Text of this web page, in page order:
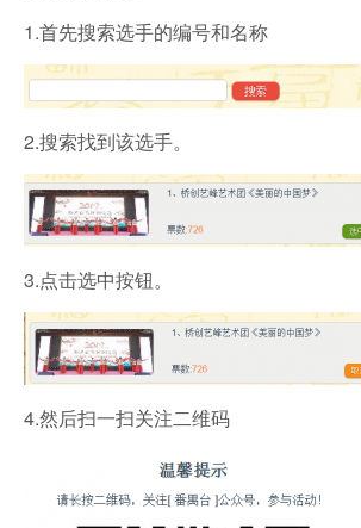
1.首先搜索选手的编号和名称
2.搜索找到该选手。
3.点击选中按钮。
4.然后扫一扫关注二维码